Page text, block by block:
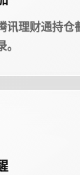
讯理财通持